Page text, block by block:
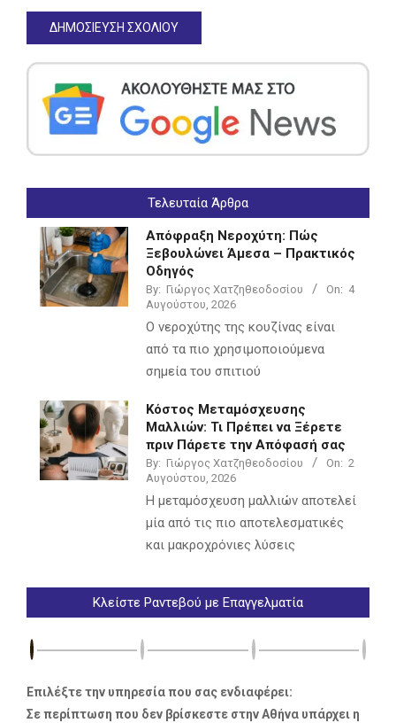
Τελευταία Άρθρα
Απόφραξη Νεροχύτη: Πώς
Ξεβουλώνει Άμεσα – Πρακτικός
Οδηγός
By: Γιώργος Χατζηθεοδοσίου On: 4
Αυγούστου, 2026
Ο νεροχύτης της κουζίνας είναι
από τα πιο χρησιμοποιούμενα
σημεία του σπιτιού
Κόστος Μεταμόσχευσης
Μαλλιών: Τι Πρέπει να Ξέρετε
πριν Πάρετε την Απόφασή σας
By: Γιώργος Χατζηθεοδοσίου On: 2
Αυγούστου, 2026
Η μεταμόσχευση μαλλιών αποτελεί
μία από τις πιο αποτελεσματικές
και μακροχρόνιες λύσεις
Κλείστε Ραντεβού με Επαγγελματία
Επιλέξτε την υπηρεσία που σας ενδιαφέρει:
Σε περίπτωση που δεν βρίσκεστε στην Αθήνα υπάρχει η